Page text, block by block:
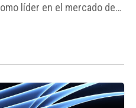
líder en el mercado de
episodios basada en la